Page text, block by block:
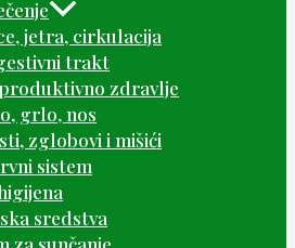
jetra, cirkulacija
trakt
zdravlje
grlo, nos
zglobovi i mišići
sistem
sredstva
za sunčanje